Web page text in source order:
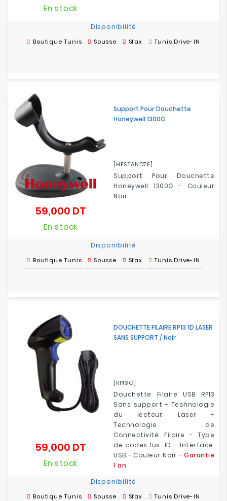
En stock
Disponibilité
Boutique Tunis Sousse Sfax Tunis Drive-IN
Support Pour Douchette
Honeywell 1300G
[HFSTAND7E]
Support Pour Douchette
Honeywell 1300G - Couleur
Noir
59,000 DT
En stock
Disponibilité
Boutique Tunis Sousse Sfax Tunis Drive-IN
DOUCHETTE FILAIRE RP13 1D LASER
SANS SUPPORT / Noir
[RP13C]
Douchette Filaire USB RP13
Sans support - Technologie
du lecteur: Laser -
Technologie de
Connectivité: Filaire - Type
de codes lus: 1D - Interface:
USB - Couleur Noir - Garantie
1 an
59,000 DT
En stock
Disponibilité
Boutique Tunis Sousse Sfax Tunis Drive-IN